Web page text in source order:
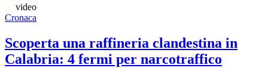
video
Cronaca
Scoperta una raffineria clandestina in
Calabria: 4 fermi per narcotraffico